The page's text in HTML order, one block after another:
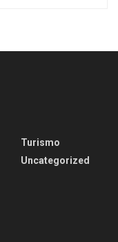
Turismo
Uncategorized